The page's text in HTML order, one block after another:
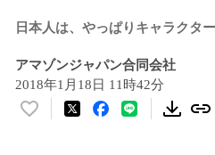
日本人は、やっぱりキャラクタ
アマゾンジャパン合同会社
2018年1月18日 11時42分
い